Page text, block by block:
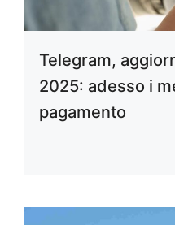
Telegram,
2025: adesso i
pagamento